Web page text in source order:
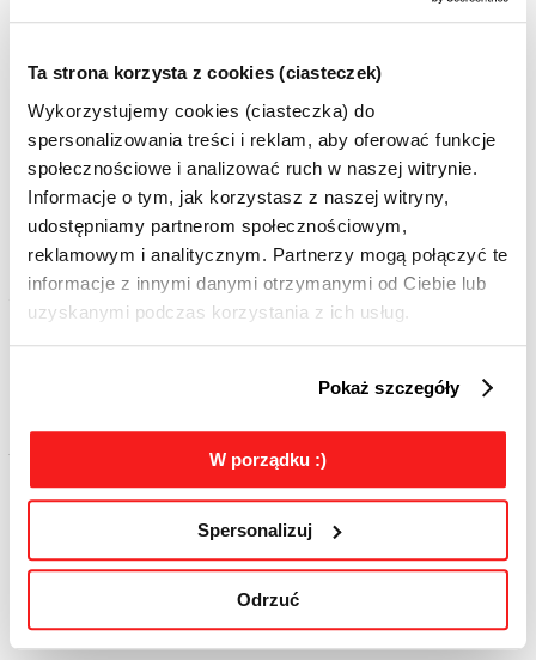
Ta strona korzysta z cookies (ciasteczek)
Wykorzystujemy cookies (ciasteczka) do
spersonalizowania treści i reklam, aby oferować funkcje
społecznościowe i analizować ruch w naszej witrynie.
Informacje o tym, jak korzystasz z naszej witryny,
udostępniamy partnerom społecznościowym,
reklamowym i analitycznym. Partnerzy mogą połączyć te
informacje z innymi danymi otrzymanymi od Ciebie lub
uzyskanymi podczas korzystania z ich usług.
Pokaż szczegóły
W porządku :)
Spersonalizuj
Odrzuć
Dowiedz się, jak uzyskać Akredytację DIMAQ >
Nowe obowiązki AI Act. IAB Polska publikuje przewodnik o
oznaczaniu treści reklamowych AI
2 sierpnia zaczęły obowiązywać przepisy AI Act dotyczące
przejrzystości treści generowanych lub modyfikowanych z
wykorzystaniem sztucznej inteligencji. Dla branży reklamowej
odbiorców o wykorzystaniu AI przy tworzeniu lub modyfikowaniu
komunikacji marketingowej. Aby ułatwić przedsiębiorcom
wdrożenie, IAB Polska przygotowała przewodnik „Oznaczanie
treści reklamowych generowanych z użyciem AI zgodnie z art. 50